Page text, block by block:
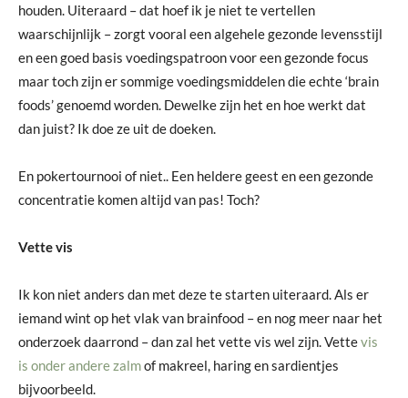
houden. Uiteraard – dat hoef ik je niet te vertellen
waarschijnlijk – zorgt vooral een algehele gezonde levensstijl
en een goed basis voedingspatroon voor een gezonde focus
maar toch zijn er sommige voedingsmiddelen die echte ‘brain
foods’ genoemd worden. Dewelke zijn het en hoe werkt dat
dan juist? Ik doe ze uit de doeken.
En pokertournooi of niet.. Een heldere geest en een gezonde
concentratie komen altijd van pas! Toch?
Vette vis
Ik kon niet anders dan met deze te starten uiteraard. Als er
iemand wint op het vlak van brainfood – en nog meer naar het
onderzoek daarrond – dan zal het vette vis wel zijn. Vettevis
is onder andere zalmof makreel, haring en sardientjes
bijvoorbeeld.